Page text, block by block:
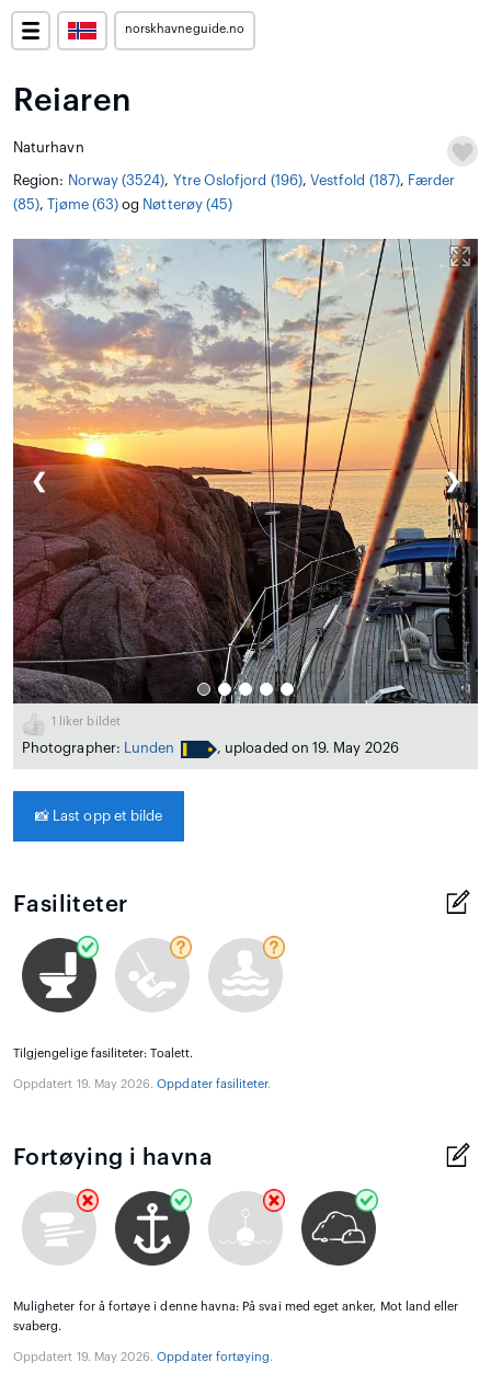
norskhavneguide.no
Reiaren
Naturhavn
Region: Norway (3524), Ytre Oslofjord (196), Vestfold (187), Færder
(85),Tjøme (63) og Nøtterøy (45)
❮ ❯
1 liker bildet
Photographer: Lunden , uploaded on 19. May 2026
📸 Last opp et bilde
Fasiliteter
Tilgjengelige fasiliteter: Toalett.
Oppdatert 19. May 2026.Oppdater fasiliteter.
Fortøying i havna
Muligheter for å fortøye i denne havna: På svai med eget anker, Mot land eller
svaberg.
Oppdatert 19. May 2026.Oppdater fortøying.